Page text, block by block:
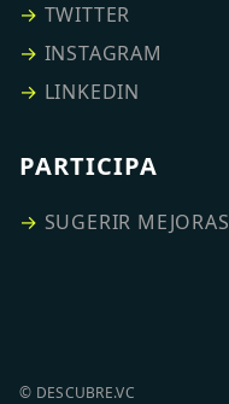
→ TWITTER
→ INSTAGRAM
→ LINKEDIN
PARTICIPA
→ SUGERIR MEJORAS
© DESCUBRE.VC